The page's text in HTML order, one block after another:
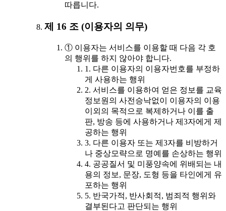
따릅니다.
제 16 조 (이용자의 의무)
① 이용자는 서비스를 이용할 때 다음 각 호
의 행위를 하지 않아야 합니다.
1. 다른 이용자의 이용자번호를 부정하
게 사용하는 행위
2. 서비스를 이용하여 얻은 정보를 교육
정보원의 사전승낙없이 이용자의 이용
이외의 목적으로 복제하거나 이를 출
판, 방송 등에 사용하거나 제3자에게 제
공하는 행위
3. 다른 이용자 또는 제3자를 비방하거
나 중상모략으로 명예를 손상하는 행위
4. 공공질서 및 미풍양속에 위배되는 내
용의 정보, 문장, 도형 등을 타인에게 유
포하는 행위
5. 반국가적, 반사회적, 범죄적 행위와
결부된다고 판단되는 행위